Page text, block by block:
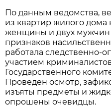
По данным ведомства,
из квартир жилого дома
женщины и двух мужчин
признаков
работала следственно-
участием
Государственного
Проведен осмотр,
изъяты предметы и
опрошены очевидцы.